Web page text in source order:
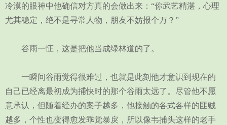
冷漠的眼神中他确信对方真的会做出来：“你武艺精湛，心理
尤其稳定，绝不是寻常人物，朋友不妨报个万？”
谷雨一怔，这是把他当成绿林道的了。
一瞬间谷雨觉得很难过，也就是此刻他才意识到现在的
自己已经离最初成为捕快时的那个谷雨太远了。尽管他不愿
意承认，但随着经办的案子越多，他接触的各式各样的匪贼
越多，个性也变得愈发乖觉暴戾，所以像韦捕头这样的老手